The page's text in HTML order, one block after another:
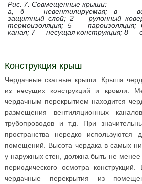
Рис. 7. Совмещенные крыши:
а, б — невентилируемая; в —
защитный слой; 2 — рулонный
термоизоляция; 5 —
канал; 7 — несущая конструкция; 8 —
Конструкция крыш
Чердачные скатные крыши. Крыша
из несущих конструкций и кровли.
чердачным перекрытием находится
размещения вентиляционных
трубопроводов и т.д. При
пространства нередко
помещений. Высота чердака в самых
у наружных стен, должна быть не
периодического осмотра
чердачные перекрытия из